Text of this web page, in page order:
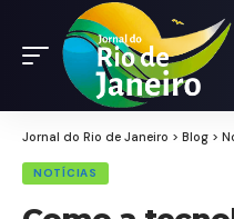
Jornal do Rio de Janeiro > Blog >
NOTÍCIAS